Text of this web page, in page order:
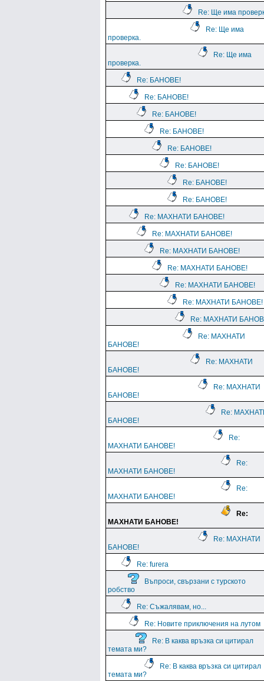
Re: Ще има
Re: Ще има
проверка.
Re: Ще има
проверка.
Re: БАНОВЕ!
Re: БАНОВЕ!
Re: БАНОВЕ!
Re: БАНОВЕ!
Re: БАНОВЕ!
Re: БАНОВЕ!
Re: БАНОВЕ!
Re: БАНОВЕ!
Re: МАХНАТИ БАНОВЕ!
Re: МАХНАТИ БАНОВЕ!
Re: МАХНАТИ БАНОВЕ!
Re: МАХНАТИ БАНОВЕ!
Re: МАХНАТИ БАНОВЕ!
Re: МАХНАТИ БАНОВЕ!
Re: МАХНАТИ
Re: МАХНАТИ
БАНОВЕ!
Re: МАХНАТИ
БАНОВЕ!
Re: МАХНАТИ
БАНОВЕ!
Re:
БАНОВЕ!
Re:
МАХНАТИ БАНОВЕ!
Re:
МАХНАТИ БАНОВЕ!
Re:
МАХНАТИ БАНОВЕ!
Re:
МАХНАТИ БАНОВЕ!
Re: МАХНАТИ
БАНОВЕ!
Re: furera
Въпроси, свързани с турското
робство
Re: Съжалявам, но...
Re: Новите приключения на лутом
Re: В каква връзка си цитирал
темата ми?
Re: В каква връзка си цитирал
темата ми?